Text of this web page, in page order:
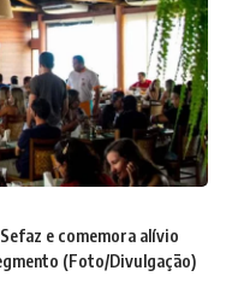
e comemora alívio
(Foto/Divulgação)